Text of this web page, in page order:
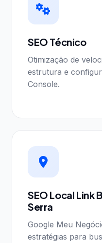
SEO Técnico
Otimização de
estrutura e
Console.
SEO Local Link
Serra
Google Meu
estratégias para